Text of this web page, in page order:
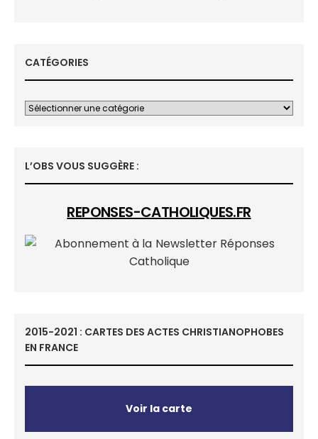
CATÉGORIES
L’OBS VOUS SUGGÈRE :
REPONSES-CATHOLIQUES.FR
2015-2021 : CARTES DES ACTES CHRISTIANOPHOBES
EN FRANCE
Voir la carte